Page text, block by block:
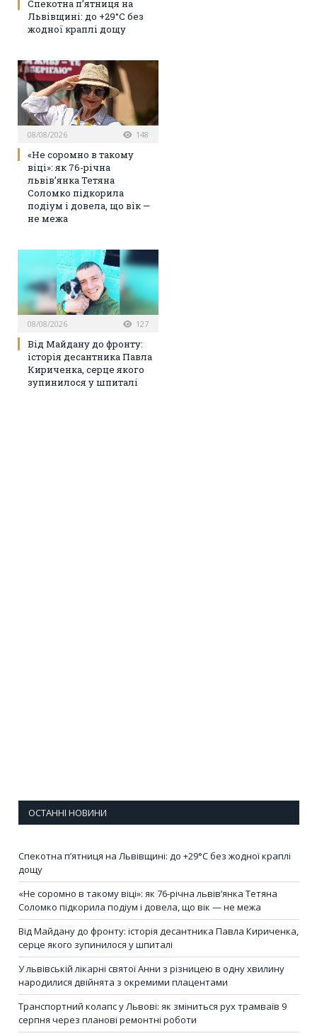
Спекотна п’ятниця на
Львівщині: до +29°C без
жодної краплі дощу
08/08/2026 148
«Не соромно в такому
віці»: як 76-річна
львів’янка Тетяна
Соломко підкорила
подіум і довела, що вік —
не межа
08/08/2026 127
Від Майдану до фронту:
історія десантника Павла
Кириченка, серце якого
зупинилося у шпиталі
ОСТАННІ НОВИНИ
Спекотна п’ятниця на Львівщині: до +29°C без жодної краплі
дощу
«Не соромно в такому віці»: як 76-річна львів’янка Тетяна
Соломко підкорила подіум і довела, що вік — не межа
Від Майдану до фронту: історія десантника Павла Кириченка,
серце якого зупинилося у шпиталі
У львівській лікарні святої Анни з різницею в одну хвилину
народилися двійнята з окремими плацентами
Транспортний колапс у Львові: як зміниться рух трамваїв 9
серпня через планові ремонтні роботи